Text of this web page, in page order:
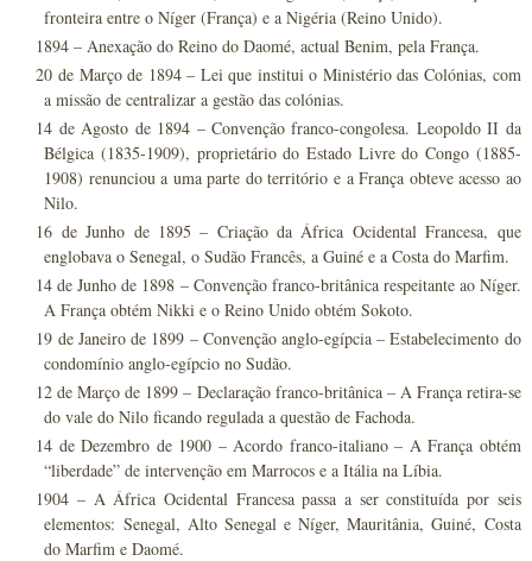
fronteira entre o Níger (França) e a Nigéria (Reino Unido).
1894 – Anexação do Reino do Daomé, actual Benim, pela França.
20 de Março de 1894 – Lei que institui o Ministério das Colónias, com
a missão de centralizar a gestão das colónias.
14 de Agosto de 1894 – Convenção franco-congolesa. Leopoldo II da
Bélgica (1835-1909), proprietário do Estado Livre do Congo (1885-
1908) renunciou a uma parte do território e a França obteve acesso ao
Nilo.
16 de Junho de 1895 – Criação da África Ocidental Francesa, que
englobava o Senegal, o Sudão Francês, a Guiné e a Costa do Marfim.
14 de Junho de 1898 – Convenção franco-britânica respeitante ao Níger.
A França obtém Nikki e o Reino Unido obtém Sokoto.
19 de Janeiro de 1899 – Convenção anglo-egípcia – Estabelecimento do
condomínio anglo-egípcio no Sudão.
12 de Março de 1899 – Declaração franco-britânica – A França retira-se
do vale do Nilo ficando regulada a questão de Fachoda.
14 de Dezembro de 1900 – Acordo franco-italiano – A França obtém
“liberdade” de intervenção em Marrocos e a Itália na Líbia.
1904 – A África Ocidental Francesa passa a ser constituída por seis
elementos: Senegal, Alto Senegal e Níger, Mauritânia, Guiné, Costa
do Marfim e Daomé.